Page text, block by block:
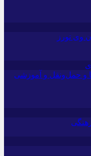
وی تورز
و حمل‌و‌نقل و آموزشی